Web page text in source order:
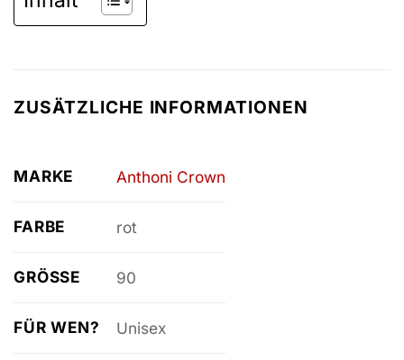
ZUSÄTZLICHE INFORMATIONEN
MARKE Anthoni Crown
FARBE rot
GRÖSSE 90
FÜR WEN? Unisex